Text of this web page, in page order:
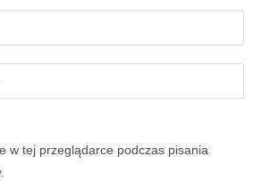
w tej przeglądarce podczas pisania